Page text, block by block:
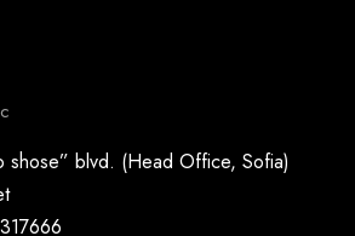
shose” blvd. (Head Office, Sofia)